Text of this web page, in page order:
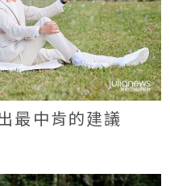
最中肯的建議